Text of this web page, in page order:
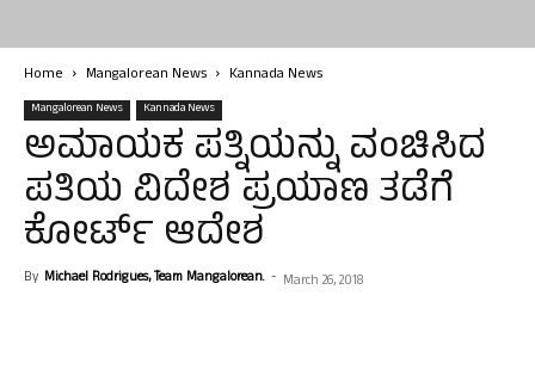
Home Mangalorean News Kannada News
Mangalorean News Kannada News
ಅಮಾಯಕ ಪತ್ನಿಯನ್ನು ವಂಚಿಸಿದ
ಪತಿಯ ವಿದೇಶ ಪ್ರಯಾಣ ತಡೆಗೆ
ಕೋರ್ಟ್ ಆದೇಶ
By Michael Rodrigues, Team Mangalorean. - March 26, 2018